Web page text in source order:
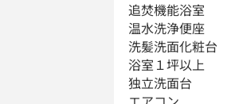
追焚機能浴室
温水洗浄便座
洗髪洗面化粧台
浴室１坪以上
独立洗面台